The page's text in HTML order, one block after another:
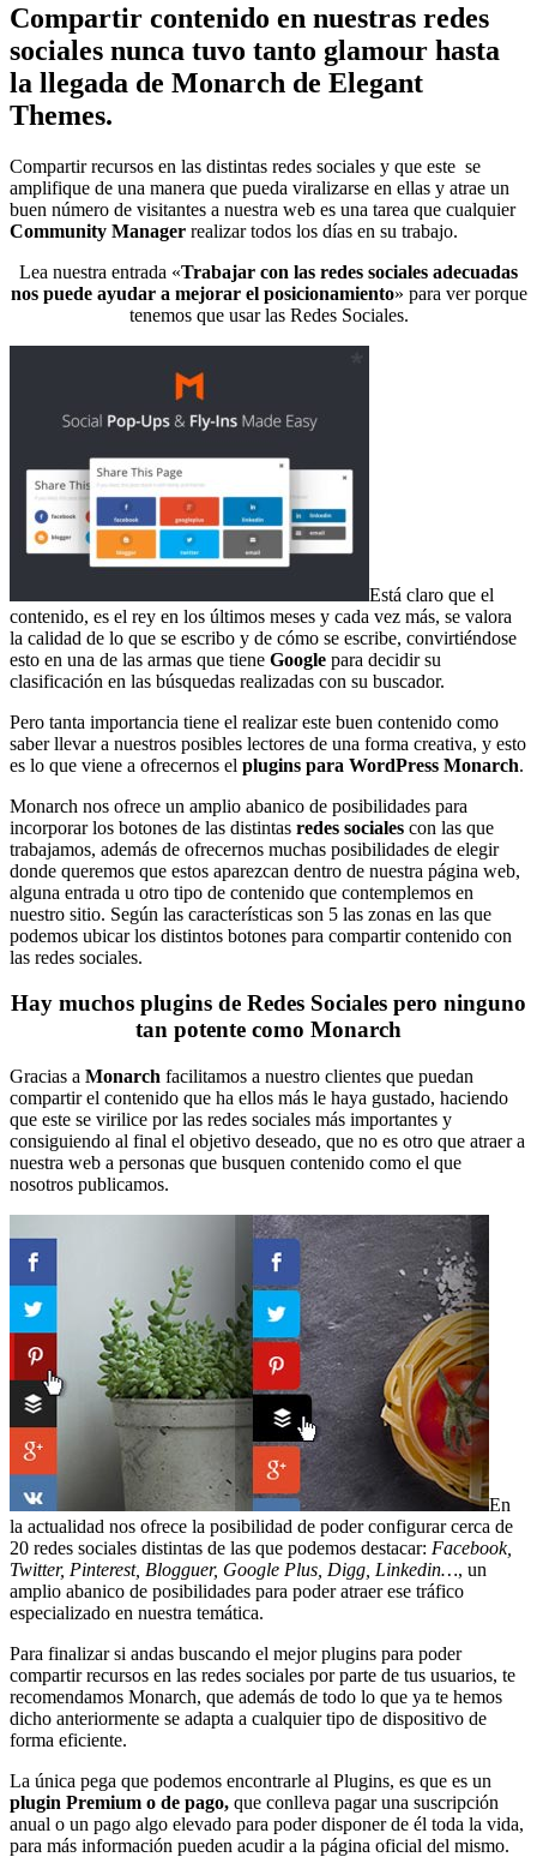
Compartir contenido en nuestras redes
sociales nunca tuvo tanto glamour hasta
la llegada de Monarch de Elegant
Themes.
Compartir recursos en las distintas redes sociales y que este se
amplifique de una manera que pueda viralizarse en ellas y atrae un
buen número de visitantes a nuestra web es una tarea que cualquier
Community Manager realizar todos los días en su trabajo.
Lea nuestra entrada «Trabajar con las redes sociales adecuadas
nos puede ayudar a mejorar el posicionamiento» para ver porque
tenemos que usar las Redes Sociales.
Está claro que el
contenido, es el rey en los últimos meses y cada vez más, se valora
la calidad de lo que se escribo y de cómo se escribe, convirtiéndose
esto en una de las armas que tiene Google para decidir su
clasificación en las búsquedas realizadas con su buscador.
Pero tanta importancia tiene el realizar este buen contenido como
saber llevar a nuestros posibles lectores de una forma creativa, y esto
es lo que viene a ofrecernos el plugins para WordPress Monarch.
Monarch nos ofrece un amplio abanico de posibilidades para
incorporar los botones de las distintas redes sociales con las que
trabajamos, además de ofrecernos muchas posibilidades de elegir
donde queremos que estos aparezcan dentro de nuestra página web,
alguna entrada u otro tipo de contenido que contemplemos en
nuestro sitio. Según las características son 5 las zonas en las que
podemos ubicar los distintos botones para compartir contenido con
las redes sociales.
Hay muchos plugins de Redes Sociales pero ninguno
tan potente como Monarch
Gracias a Monarch facilitamos a nuestro clientes que puedan
compartir el contenido que ha ellos más le haya gustado, haciendo
que este se virilice por las redes sociales más importantes y
consiguiendo al final el objetivo deseado, que no es otro que atraer a
nuestra web a personas que busquen contenido como el que
nosotros publicamos.
En
la actualidad nos ofrece la posibilidad de poder configurar cerca de
20 redes sociales distintas de las que podemos destacar: Facebook,
Twitter, Pinterest, Blogguer, Google Plus, Digg, Linkedin…, un
amplio abanico de posibilidades para poder atraer ese tráfico
especializado en nuestra temática.
Para finalizar si andas buscando el mejor plugins para poder
compartir recursos en las redes sociales por parte de tus usuarios, te
recomendamos Monarch, que además de todo lo que ya te hemos
dicho anteriormente se adapta a cualquier tipo de dispositivo de
forma eficiente.
La única pega que podemos encontrarle al Plugins, es que es un
plugin Premium o de pago, que conlleva pagar una suscripción
anual o un pago algo elevado para poder disponer de él toda la vida,
para más información pueden acudir a la página oficial del mismo.